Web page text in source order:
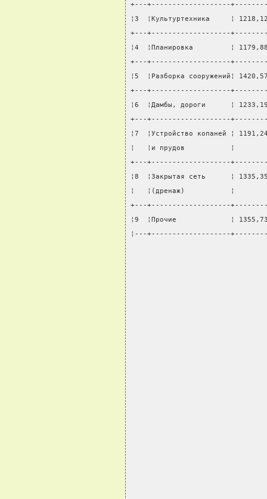
+---+-------------------
¦3  ¦Культуртехника     ¦
+---+-------------------
¦4  ¦Планировка         ¦
+---+-------------------
¦5  ¦Разборка сооружений¦
+---+-------------------
¦6  ¦Дамбы, дороги      ¦
+---+-------------------
¦7  ¦Устройство копаней ¦
¦   ¦и прудов           ¦
+---+-------------------
¦8  ¦Закрытая сеть      ¦
¦   ¦(дренаж)           ¦
+---+-------------------
¦9  ¦Прочие             ¦
¦---+-------------------